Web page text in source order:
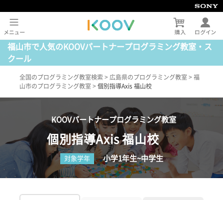
福山市で人気のKOOVパートナープログラミング教室・ス
クール
全国のプログラミング教室検索 > 広島県のプログラミング教室 > 福
山市のプログラミング教室 > 個別指導Axis 福山校
KOOVパートナープログラミング教室
個別指導Axis 福山校
対象学年 小学1年生~中学生